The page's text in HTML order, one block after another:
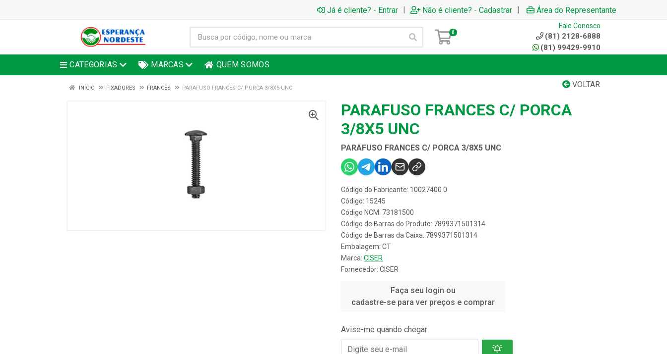
Já é cliente? - Entrar | Não é cliente? - Cadastrar | Área do Representante
0
Fale Conosco
(81) 2128-6888
(81) 99429-9910
CATEGORIAS MARCAS QUEM SOMOS
VOLTAR
INÍCIO FIXADORES FRANCES PARAFUSO FRANCES C/ PORCA 3/8X5 UNC
PARAFUSO FRANCES C/ PORCA
3/8X5 UNC
PARAFUSO FRANCES C/ PORCA 3/8X5 UNC
Código do Fabricante: 10027400 0
Código: 15245
Código NCM: 73181500
Código de Barras do Produto: 7899371501314
Código de Barras da Caixa: 7899371501314
Embalagem: CT
Marca: CISER
Fornecedor: CISER
Faça seu login ou
cadastre-se para ver preços e comprar
Avise-me quando chegar